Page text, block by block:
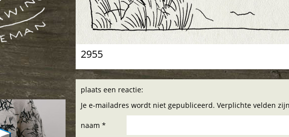
2955
plaats een reactie:
Je e-mailadres wordt niet gepubliceerd. Verplichte velden
naam *